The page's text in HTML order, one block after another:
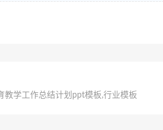
教学工作总结计划ppt模板,行业模板